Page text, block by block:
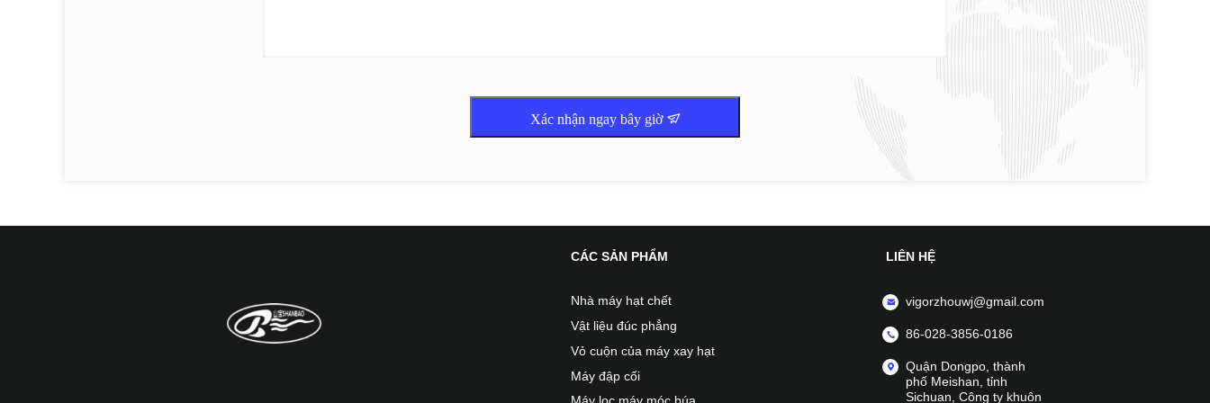
Xác nhận ngay bây giờ
CÁC SẢN PHẨM
Nhà máy hạt chết
Vật liệu đúc phẳng
Vỏ cuộn của máy xay hạt
Máy đập cối
LIÊN HỆ
vigorzhouwj@gmail.com
86-028-3856-0186
Quận Dongpo, thành
phố Meishan, tỉnh
Sichuan, Công ty khuôn